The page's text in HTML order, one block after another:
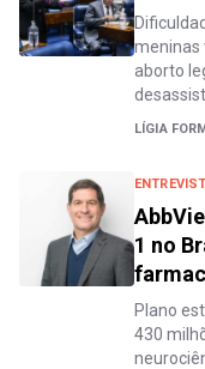
meninas
aborto
LÍGIA
1 no
Plano
430